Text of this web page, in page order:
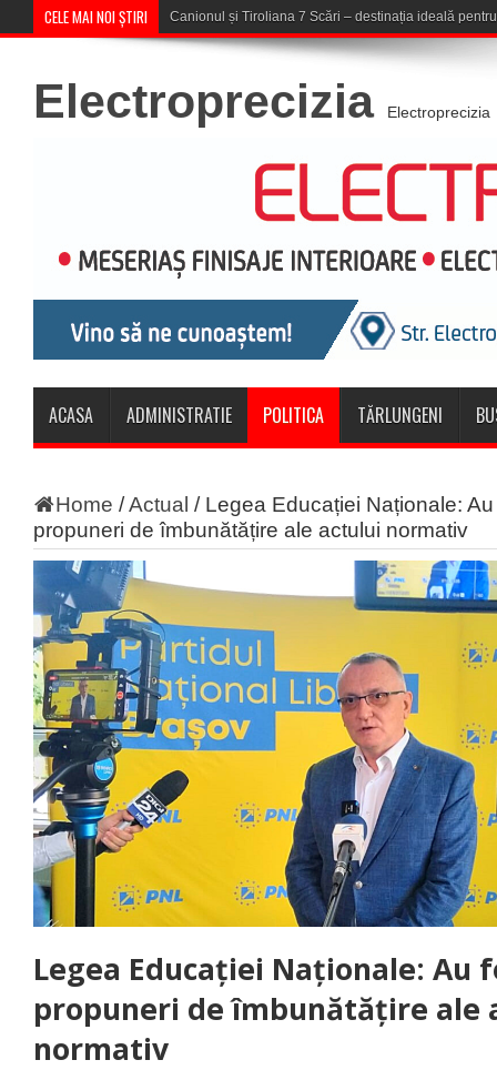
CELE MAI NOI ȘTIRI Concert în aer liber la Komeea Café
Electroprecizia Electroprecizia
ACASA ADMINISTRATIE POLITICA TĂRLUNGENI
Home /Actual / Legea Educației Naționale:
propuneri de îmbunătățire ale actului normativ
Legea Educației Naționale: Au
propuneri de îmbunătățire ale
normativ